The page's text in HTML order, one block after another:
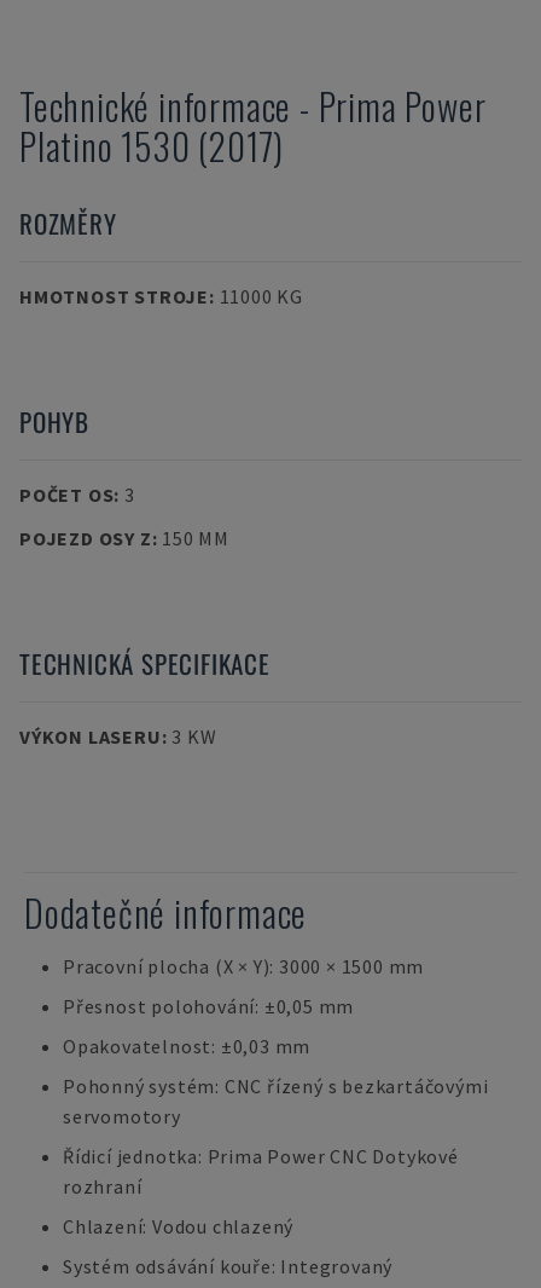
Technické informace - Prima Power
Platino 1530 (2017)
ROZMĚRY
HMOTNOST STROJE: 11000 KG
POHYB
POČET OS: 3
POJEZD OSY Z: 150 MM
TECHNICKÁ SPECIFIKACE
VÝKON LASERU: 3 KW
Dodatečné informace
Pracovní plocha (X × Y): 3000 × 1500 mm
Přesnost polohování: ±0,05 mm
Opakovatelnost: ±0,03 mm
Pohonný systém: CNC řízený s bezkartáčovými
servomotory
Řídicí jednotka: Prima Power CNC Dotykové
rozhraní
Chlazení: Vodou chlazený
Systém odsávání kouře: Integrovaný